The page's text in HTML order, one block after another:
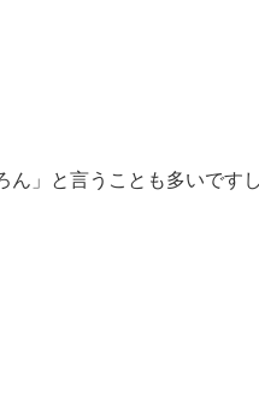
」と言うことも多いですし